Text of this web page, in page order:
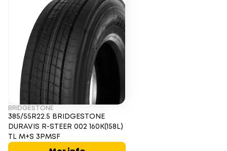
BRIDGESTONE
385/55R22.5 BRIDGESTONE
DURAVIS R-STEER 002 160K(158L)
TL M+S 3PMSF